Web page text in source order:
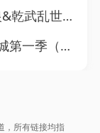
银（61集）AI短剧
集）AI短剧
，所有链接均指